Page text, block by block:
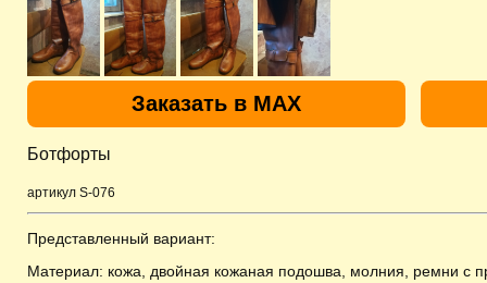
Заказать в MAX
Ботфорты
артикул S-076
Представленный вариант:
Материал: кожа, двойная кожаная подошва, молния, ремни с